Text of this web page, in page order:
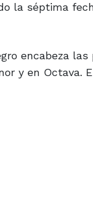
la séptima
encabeza
y en Octava.